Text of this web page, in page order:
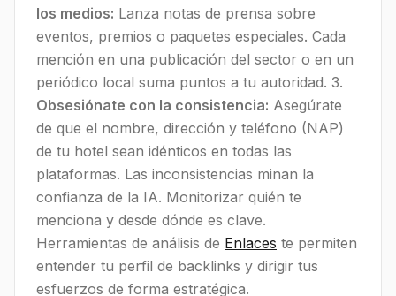
los medios: Lanza notas de prensa sobre
eventos, premios o paquetes especiales. Cada
mención en una publicación del sector o en un
periódico local suma puntos a tu autoridad. 3.
Obsesiónate con la consistencia: Asegúrate
de que el nombre, dirección y teléfono (NAP)
de tu hotel sean idénticos en todas las
plataformas. Las inconsistencias minan la
confianza de la IA. Monitorizar quién te
menciona y desde dónde es clave.
Herramientas de análisis de Enlaces te permiten
entender tu perfil de backlinks y dirigir tus
esfuerzos de forma estratégica.